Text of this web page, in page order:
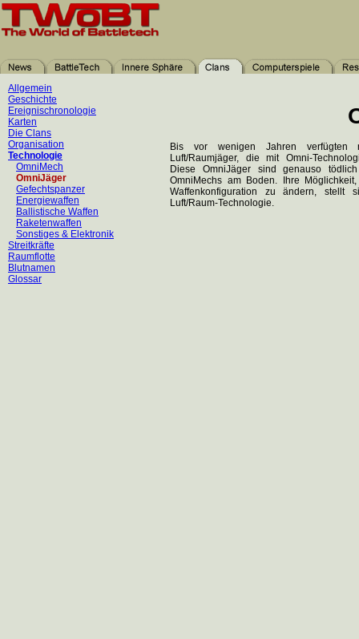
Allgemein
Geschichte
Ereignischronologie
Karten
Die Clans
Organisation
Technologie
OmniMech
OmniJäger
Gefechtspanzer
Energiewaffen
Ballistische Waffen
Raketenwaffen
Sonstiges & Elektronik
Streitkräfte
Raumflotte
Blutnamen
Glossar
Bis vor wenigen Jahren
Luft/Raumjäger, die mit Omni-
Diese OmniJäger sind genauso
OmniMechs am Boden. Ihre
Waffenkonfiguration zu ändern,
Luft/Raum-Technologie.